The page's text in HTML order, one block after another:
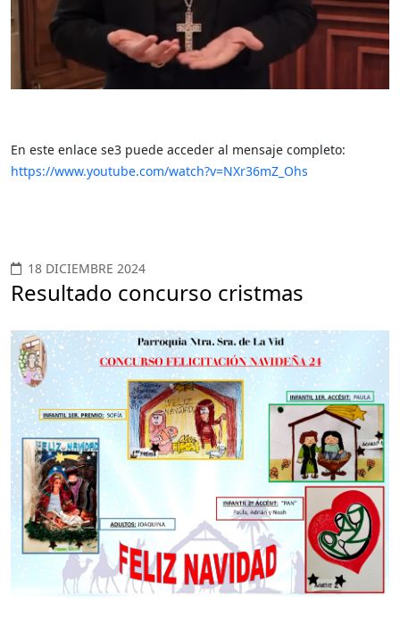
En este enlace se3 puede acceder al mensaje completo:
https://www.youtube.com/watch?v=NXr36mZ_Ohs
18 DICIEMBRE 2024
Resultado concurso cristmas